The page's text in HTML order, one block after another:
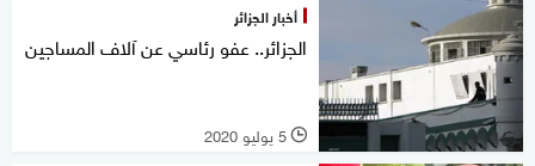
أخبار الجزائر
الجزائر.. عفو رئاسي عن آلاف المساجين
l 5 يوليو 2020